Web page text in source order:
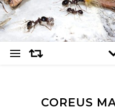
COREUS